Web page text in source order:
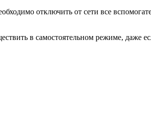
отключить от сети все
в самостоятельном режиме, даже